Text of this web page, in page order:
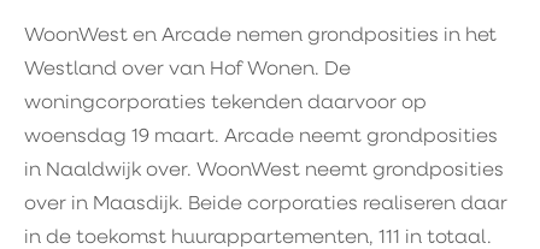
WoonWest en Arcade nemen grondposities in het
Westland over van Hof Wonen. De
woningcorporaties tekenden daarvoor op
woensdag 19 maart. Arcade neemt grondposities
in Naaldwijk over. WoonWest neemt grondposities
over in Maasdijk. Beide corporaties realiseren daar
in de toekomst huurappartementen, 111 in totaal.